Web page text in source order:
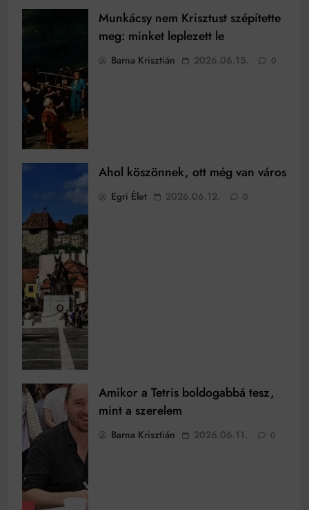
Munkácsy nem Krisztust szépítette
meg: minket leplezett le
Barna Krisztián 2026.06.15. 0
Ahol köszönnek, ott még van város
Egri Élet 2026.06.12. 0
Amikor a Tetris boldogabbá tesz,
mint a szerelem
Barna Krisztián 2026.06.11. 0